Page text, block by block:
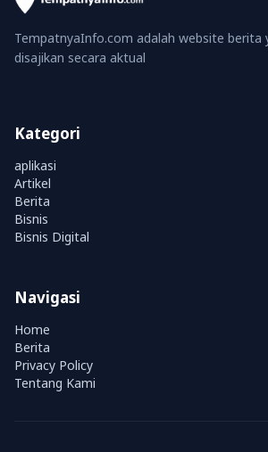
TempatnyaInfo.com adalah website berita
disajikan secara aktual
Kategori
aplikasi
Artikel
Berita
Bisnis
Bisnis Digital
Navigasi
Home
Berita
Privacy Policy
Tentang Kami